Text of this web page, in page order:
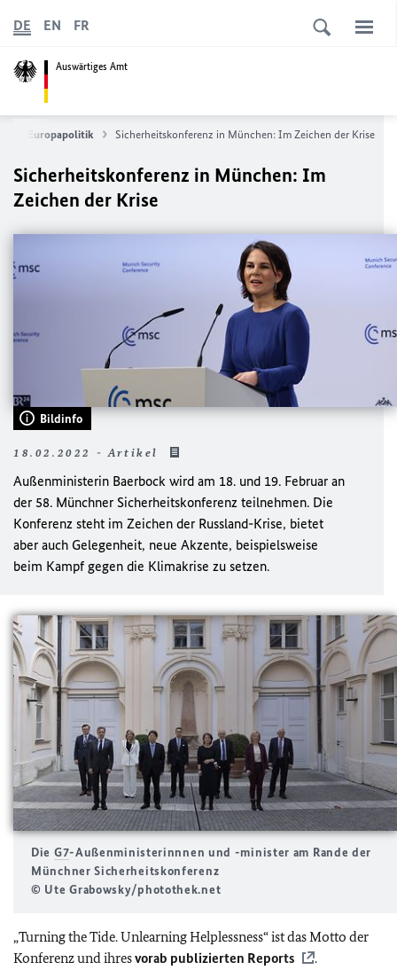
Auswärtiges Amt
DE EN FR
und Europapolitik Sicherheitskonferenz in München: Im Zeichen der Krise
Sicherheitskonferenz in München: Im
Zeichen der Krise
Bildinfo
18.02.2022 - Artikel
Außenministerin Baerbock wird am 18. und 19. Februar an
der 58. Münchner Sicherheitskonferenz teilnehmen. Die
Konferenz steht im Zeichen der Russland-Krise, bietet
aber auch Gelegenheit, neue Akzente, beispielsweise
beim Kampf gegen die Klimakrise zu setzen.
Die G7-Außenministerinnnen und -minister am Rande der
Münchner Sicherheitskonferenz
© Ute Grabowsky/photothek.net
„Turning the Tide. Unlearning Helplessness“ ist das Motto der
Konferenz und ihresvorab publizierten Reports
.